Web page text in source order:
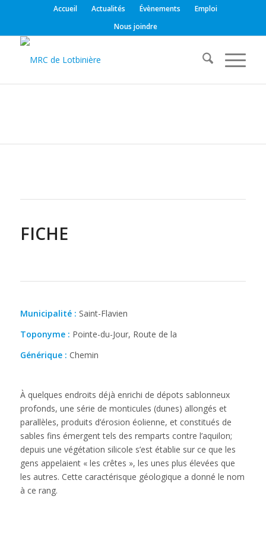
Accueil Actualités Évènements
Emploi
Nous joindre
FICHE
Municipalité : Saint-Flavien
Toponyme : Pointe-du-Jour, Route de la
Générique : Chemin
À quelques endroits déjà enrichi de dépots sablonneux
profonds, une série de monticules (dunes) allongés et
parallèles, produits d’érosion éolienne, et constitués de
sables fins émergent tels des remparts contre l’aquilon;
depuis une végétation silicole s’est établie sur ce que les
gens appelaient « les crêtes », les unes plus élevées que
les autres. Cette caractérisque géologique a donné le nom
à ce rang.